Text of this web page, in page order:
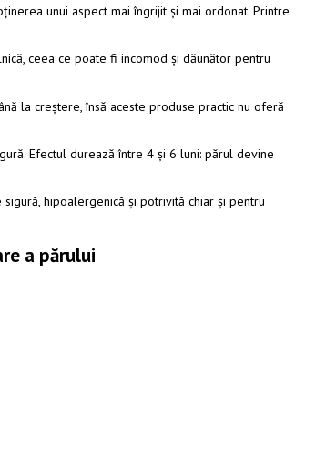
unui aspect mai îngrijit și mai ordonat. Printre
ceea ce poate fi incomod și dăunător pentru
la creștere, însă aceste produse practic nu oferă
Efectul durează între 4 și 6 luni: părul devine
hipoalergenică și potrivită chiar și pentru
a părului